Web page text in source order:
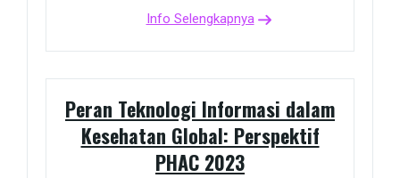
Info Selengkapnya
Peran Teknologi Informasi dalam
Kesehatan Global: Perspektif
PHAC 2023